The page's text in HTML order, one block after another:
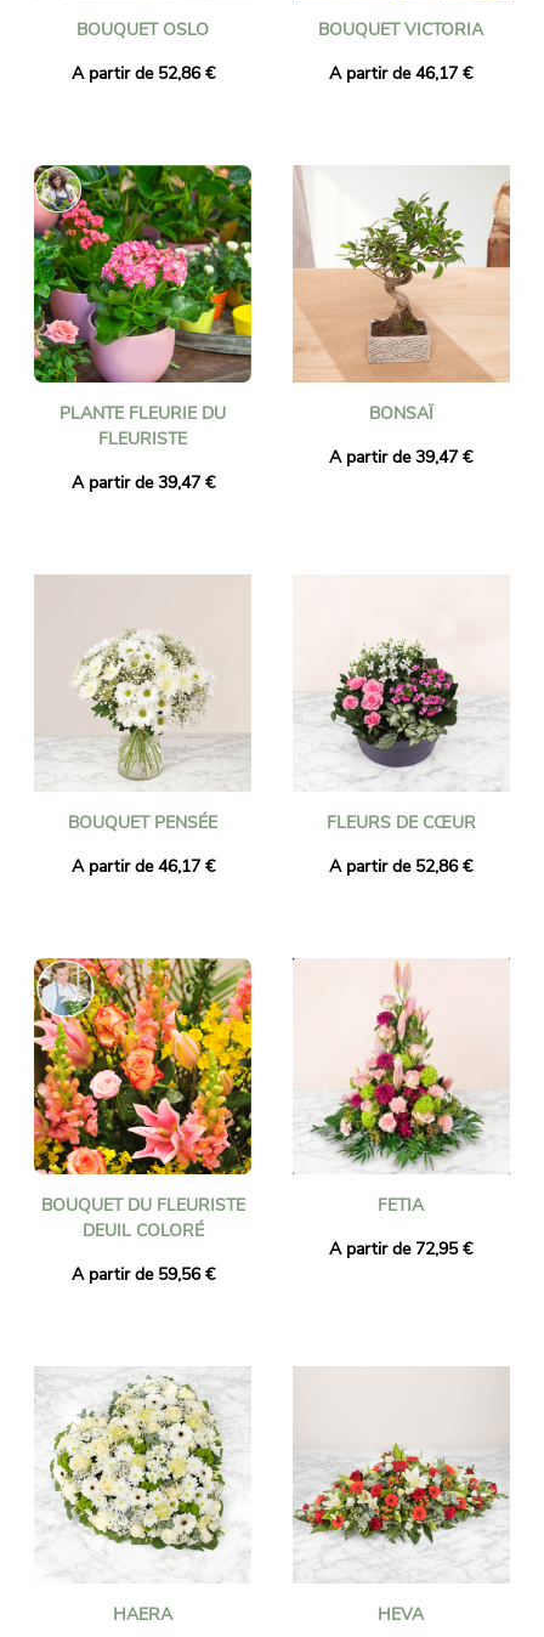
BOUQUET OSLO
A partir de 52,86 €
BOUQUET VICTORIA
A partir de 46,17 €
PLANTE FLEURIE DU
FLEURISTE
A partir de 39,47 €
BONSAÏ
A partir de 39,47 €
BOUQUET PENSÉE
A partir de 46,17 €
FLEURS DE CŒUR
A partir de 52,86 €
BOUQUET DU FLEURISTE
DEUIL COLORÉ
A partir de 59,56 €
FETIA
A partir de 72,95 €
HAERA HEVA